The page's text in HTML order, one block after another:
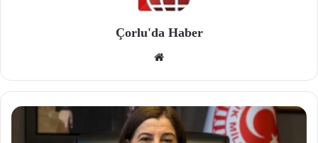
Çorlu'da Haber
site
si